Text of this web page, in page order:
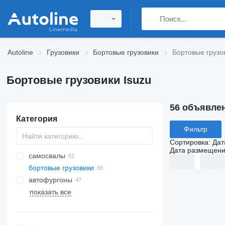
Autoline Грузовики Бортовые грузовики Бортовые
Бортовые грузовики Isuzu
Категория
самосвалы
бортовые грузовики
автофургоны
показать все
56
Фильтр
Сортировка:
Дата